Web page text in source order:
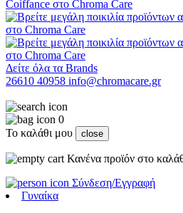
Δείτε όλα τα Brands
26610 40958 info@chromacare.gr
0
Το καλάθι μου
close
Κανένα προϊόν στο
Σύνδεση/Εγγραφή
Γυναίκα